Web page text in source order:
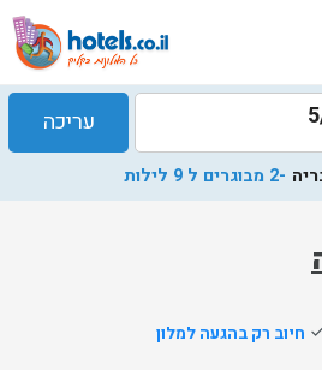
עריכה
-2 מבוגרים ל 9 לילות
חיוב רק בהגעה למלון